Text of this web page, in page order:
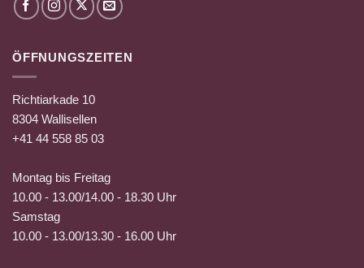
ÖFFNUNGSZEITEN
Richtiarkade 10
8304 Wallisellen
+41 44 558 85 03
Montag bis Freitag
10.00 - 13.00/14.00 - 18.30 Uhr
Samstag
10.00 - 13.00/13.30 - 16.00 Uhr